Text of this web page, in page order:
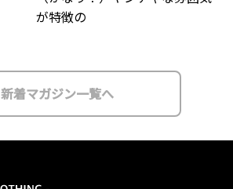
が特徴の
新着マガジン一覧へ